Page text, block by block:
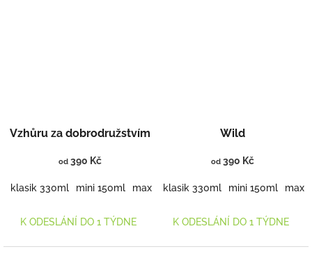
Vzhůru za dobrodružstvím
od390 Kč
klasik 330ml mini 150ml maxi 460ml
K ODESLÁNÍ DO 1 TÝDNE
Wild
od390 Kč
klasik 330ml mini 150ml maxi
K ODESLÁNÍ DO 1 TÝDNE